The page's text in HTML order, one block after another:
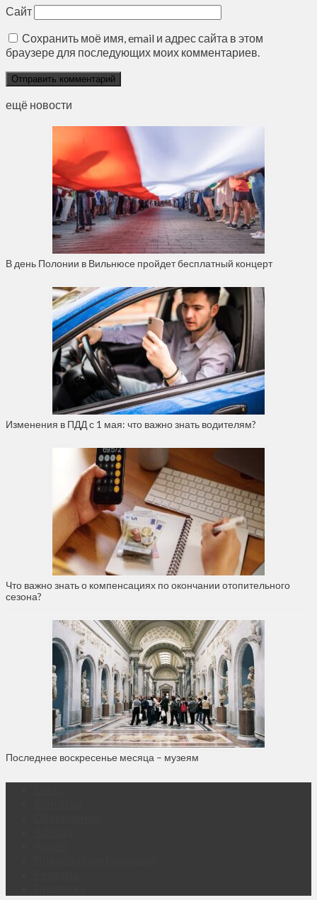
Сайт
Сохранить моё имя, email и адрес сайта в этом
браузере для последующих моих комментариев.
ещё новости
В день Полонии в Вильнюсе пройдет бесплатный концерт
Изменения в ПДД с 1 мая: что важно знать водителям?
Что важно знать о компенсациях по окончании отопительного
сезона?
Последнее воскресенье месяца – музеям